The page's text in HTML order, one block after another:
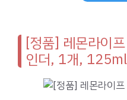
[정품] 레몬라이
인더, 1개, 125ml